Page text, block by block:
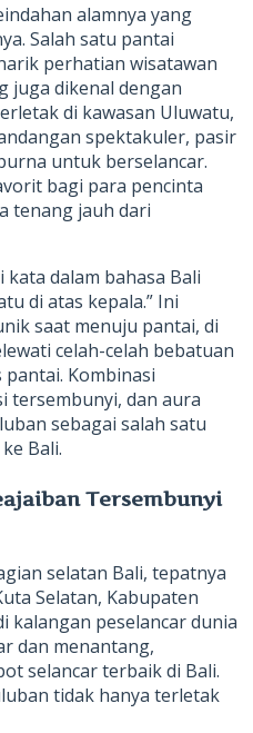
alamnya yang
Salah satu pantai
perhatian wisatawan
juga dikenal dengan
di kawasan Uluwatu,
spektakuler, pasir
untuk berselancar.
bagi para pencinta
tenang jauh dari
kata dalam bahasa Bali
di atas kepala.” Ini
saat menuju pantai, di
celah-celah bebatuan
Kombinasi
tersembunyi, dan aura
sebagai salah satu
Bali.
Tersembunyi
selatan Bali, tepatnya
Selatan, Kabupaten
kalangan peselancar dunia
dan menantang,
selancar terbaik di Bali.
tidak hanya terletak